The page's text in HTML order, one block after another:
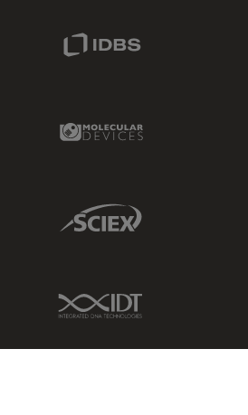
Molecular Devices Link
Sciex Link
IDT Link